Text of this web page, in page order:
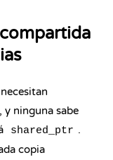
ninguna sabe
shared_ptr .
copia